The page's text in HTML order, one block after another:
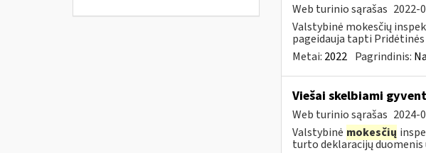
Web turinio sąrašas 2022-
Valstybinė mokesčių
pageidauja tapti Pridėtinės
Metai: 2022 Pagrindinis:
Viešai skelbiami
Web turinio sąrašas 2024-
Valstybinė mokesčių
turto deklaracijų duomenis